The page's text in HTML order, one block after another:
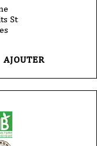
St
AJOUTER